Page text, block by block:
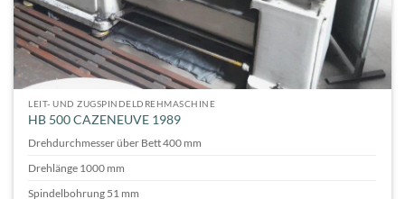
LEIT- UND ZUGSPINDELDREHMASCHINE
HB 500 CAZENEUVE 1989
Drehdurchmesser über Bett 400 mm
Drehlänge 1000 mm
Spindelbohrung 51 mm